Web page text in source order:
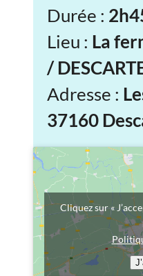
Durée :
Lieu : La
/
Adresse :
37160
Cliquez sur «